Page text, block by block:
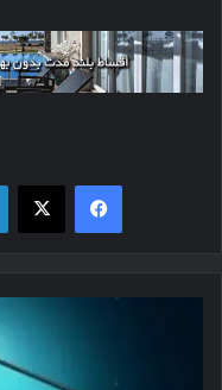
فیسبوک X